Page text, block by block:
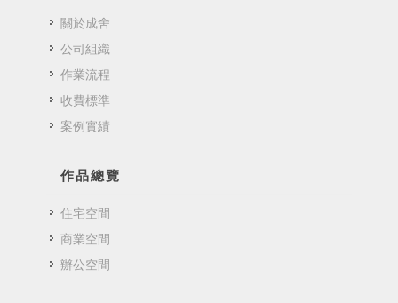
關於成舍
公司組織
作業流程
收費標準
案例實績
作品總覽
住宅空間
商業空間
辦公空間